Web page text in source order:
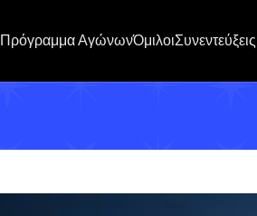
Πρόγραμμα ΑγώνωνΌμιλοιΣυνεντεύξεις